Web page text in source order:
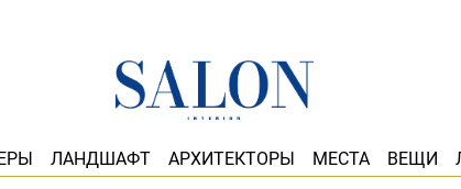
ЛАНДШАФТ АРХИТЕКТОРЫ МЕСТА ВЕЩИ